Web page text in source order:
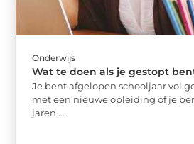
Onderwijs
Wat te doen als je gestopt
Je bent afgelopen schooljaar vol
met een nieuwe opleiding of je
jaren ...